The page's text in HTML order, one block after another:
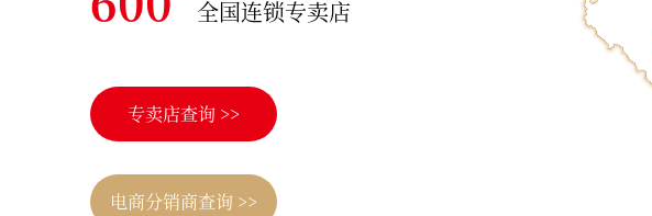
全国连锁专卖店
专卖店查询 >>
电商分销商查询 >>